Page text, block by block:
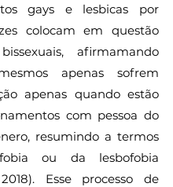
gays e lesbicas por
colocam em questão
afirmamando
apenas sofrem
apenas quando estão
com pessoa do
resumindo a termos
ou da lesbofobia
2018). Esse processo de